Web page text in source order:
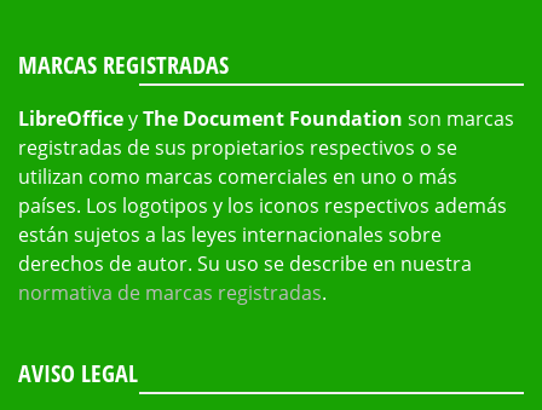
MARCAS REGISTRADAS
LibreOfficeyThe Document Foundation son marcas
registradas de sus propietarios respectivos o se
utilizan como marcas comerciales en uno o más
países. Los logotipos y los iconos respectivos además
están sujetos a las leyes internacionales sobre
derechos de autor. Su uso se describe en nuestra
normativa de marcas registradas.
AVISO LEGAL